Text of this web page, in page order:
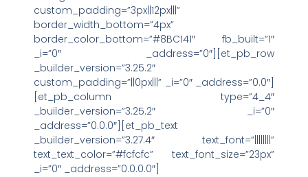
custom_padding=”3px||12px|||”
border_width_bottom=”4px”
border_color_bottom=”#8BC141″ fb_built=”1″
_i=”0″ _address=”0″][et_pb_row
_builder_version=”3.25.2″
custom_padding=”||0px|||” _i=”0″ _address=”0.0″]
[et_pb_column type=”4_4″
_builder_version=”3.25.2″ _i=”0″
_address=”0.0.0″][et_pb_text
_builder_version=”3.27.4″ text_font=”||||||||”
text_text_color=”#fcfcfc” text_font_size=”23px”
_i=”0″ _address=”0.0.0.0″]